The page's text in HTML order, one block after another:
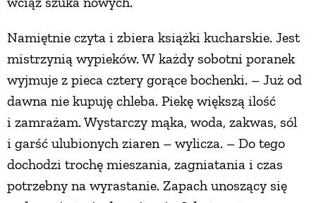
Namiętnie czyta i zbiera książki kucharskie. Jest
mistrzynią wypieków. W każdy sobotni poranek
wyjmuje z pieca cztery gorące bochenki. – Już od
dawna nie kupuję chleba. Piekę większą ilość
i zamrażam. Wystarczy mąka, woda, zakwas, sól
i garść ulubionych ziaren – wylicza. – Do tego
dochodzi trochę mieszania, zagniatania i czas
potrzebny na wyrastanie. Zapach unoszący się